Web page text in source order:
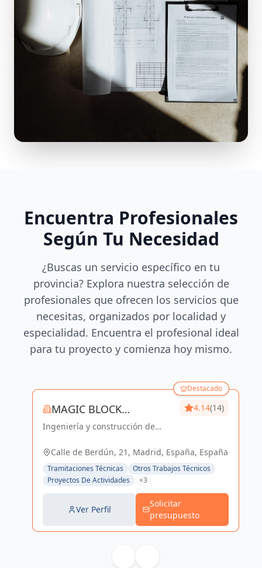
Encuentra Profesionales
Según Tu Necesidad
¿Buscas un servicio específico en tu
provincia? Explora nuestra selección de
profesionales que ofrecen los servicios que
necesitas, organizados por localidad y
especialidad. Encuentra el profesional ideal
para tu proyecto y comienza hoy mismo.
Destacado
MAGIC BLOCK
ENGINEERS
Ingeniería y construcción de
en Madrid y Sevilla La Nueva.
4.14(14)
Calle de Berdún, 21, Madrid, España, España
Tramitaciones Técnicas
Otros Trabajos Técnicos
Proyectos De Actividades
+3
Ver Perfil
Solicitar
presupuesto